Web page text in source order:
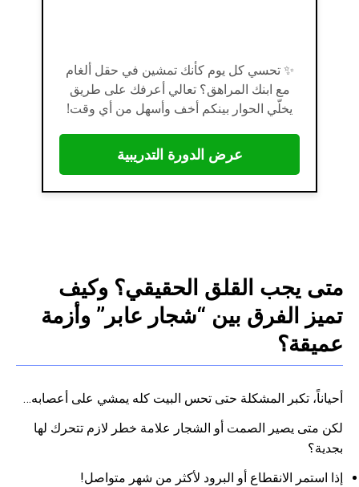
✨ تحسي كل يوم كأنك تمشين في حقل ألغام
مع ابنك المراهق؟ تعالي أعرفك على طريق
يخلّي الحوار بينكم أخف وأسهل من أي وقت!
عرض الدورة التدريبية
متى يجب القلق الحقيقي؟ وكيف
تميز الفرق بين “شجار عابر” وأزمة
عميقة؟
أحياناً، تكبر المشكلة حتى تحس البيت كله يمشي على أعصابه…
لكن متى يصير الصمت أو الشجار علامة خطر لازم تتحرك لها
بجدية؟
إذا استمر الانقطاع أو البرود لأكثر من شهر متواصل!